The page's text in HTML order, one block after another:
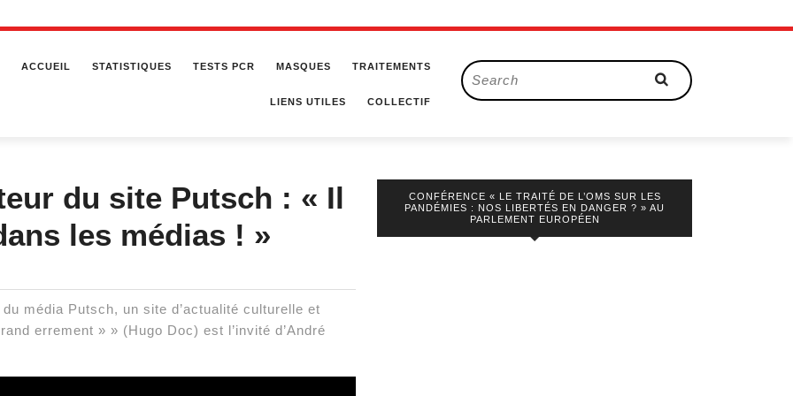
ACCUEIL STATISTIQUES TESTS PCR MASQUES TRAITEMENTS
LIENS UTILES COLLECTIF
Search
for:
du site Putsch : « Il
les médias ! »
média Putsch, un site d’actualité culturelle et
errement » » (Hugo Doc) est l’invité d’André
CONFÉRENCE « LE TRAITÉ DE L’OMS SUR LES
PANDÉMIES : NOS LIBERTÉS EN DANGER ? » AU
PARLEMENT EUROPÉEN